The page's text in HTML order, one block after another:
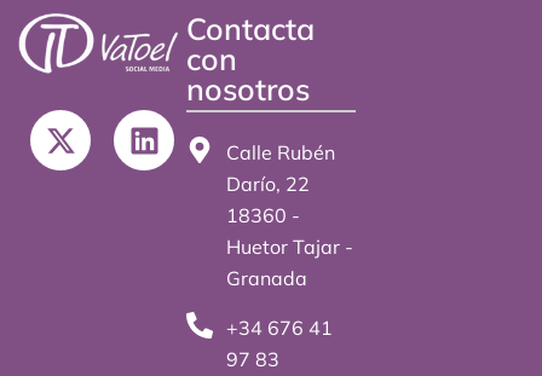
X
-
L
i
Contacta
con
nosotros
Calle Rubén
Darío, 22
18360 -
Huetor Tajar -
Granada
+34 676 41
97 83